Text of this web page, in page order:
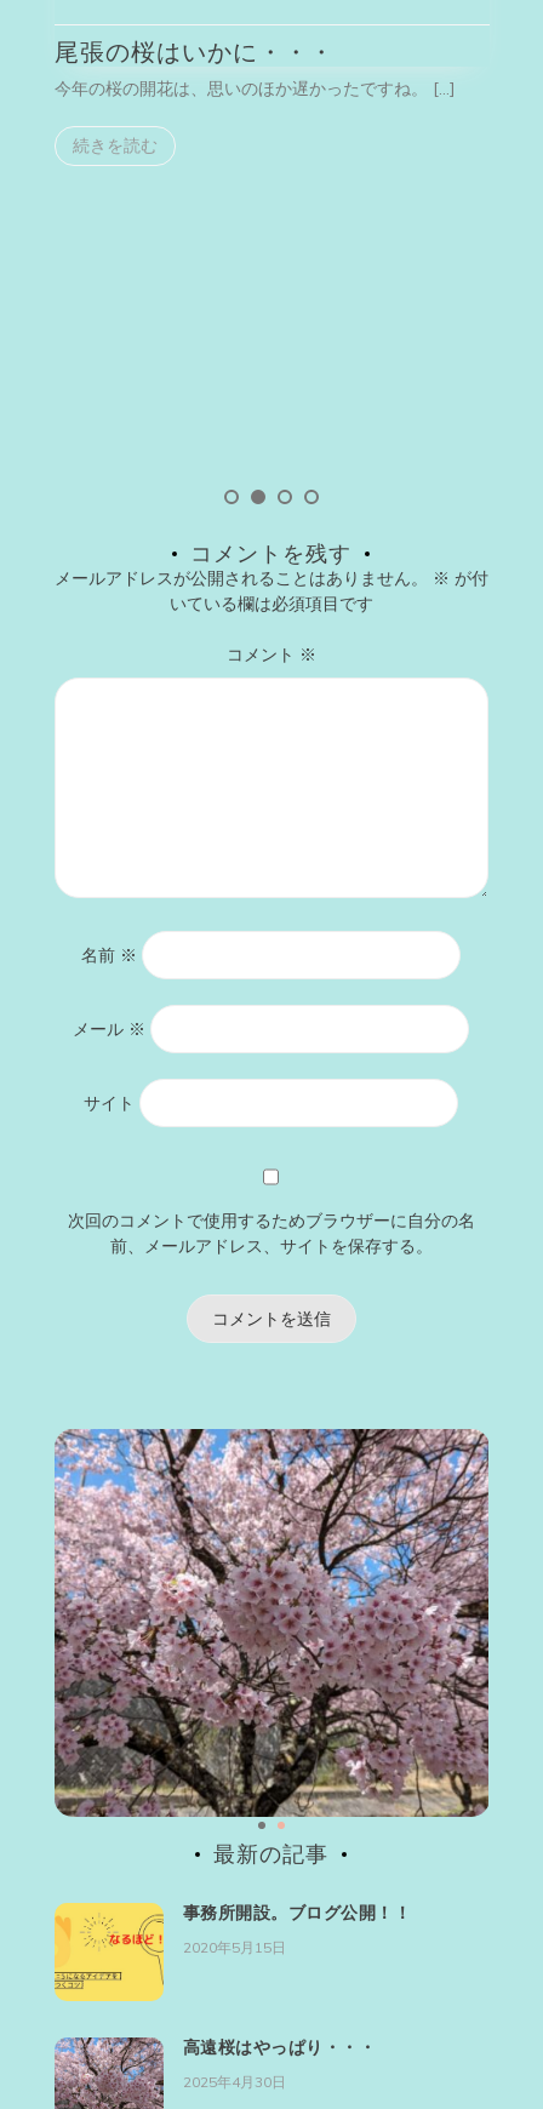
尾張の桜はいかに・・・
今年の桜の開花は、思いのほか遅かったですね。 […]
続きを読む
コメントを残す
メールアドレスが公開されることはありません。 ※ が付
いている欄は必須項目です
コメント ※
名前 ※
メール ※
サイト
次回のコメントで使用するためブラウザーに自分の名
前、メールアドレス、サイトを保存する。
最新の記事
事務所開設。ブログ公開！！
2020年5月15日
高遠桜はやっぱり・・・
2025年4月30日